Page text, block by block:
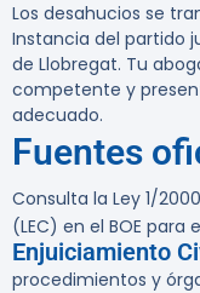
Los desahucios se
Instancia del partido
de Llobregat. Tu
competente y
adecuado.
Fuentes
Consulta la Ley 1/
(LEC) en el BOE
Enjuiciamiento
procedimientos y